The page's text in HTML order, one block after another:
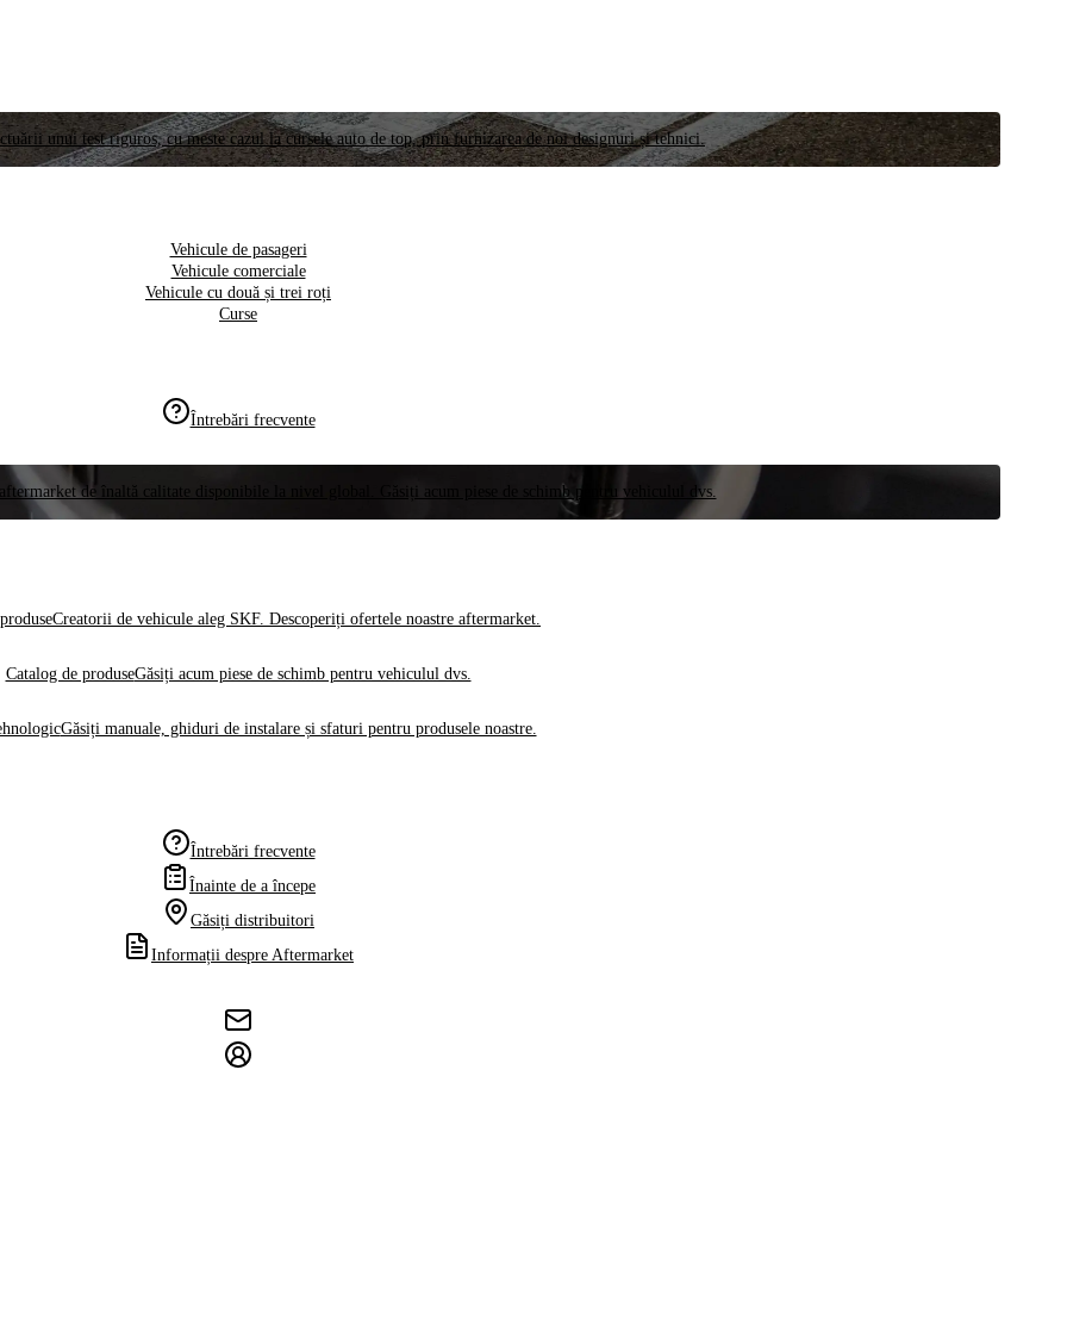
unui test riguros, cu meste cazul la cursele auto de top, prin furnizarea de noi designuri și tehnici.
Vehicule de pasageri
Vehicule comerciale
Vehicule cu două și trei roți
Curse
Întrebări frecvente
de înaltă calitate disponibile la nivel global. Găsiți acum piese de schimb pentru vehiculul dvs.
Creatorii de vehicule aleg SKF. Descoperiți ofertele noastre aftermarket.
Catalog de produseGăsiți acum piese de schimb pentru vehiculul dvs.
Găsiți manuale, ghiduri de instalare și sfaturi pentru produsele noastre.
Întrebări frecvente
Înainte de a începe
Găsiți distribuitori
Informații despre Aftermarket